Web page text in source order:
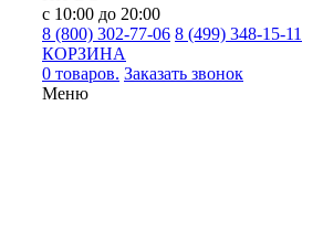
с 10:00 до 20:00
8 (800) 302-77-06 8 (499) 348-15-11
КОРЗИНА
0 товаров. Заказать звонок
Меню